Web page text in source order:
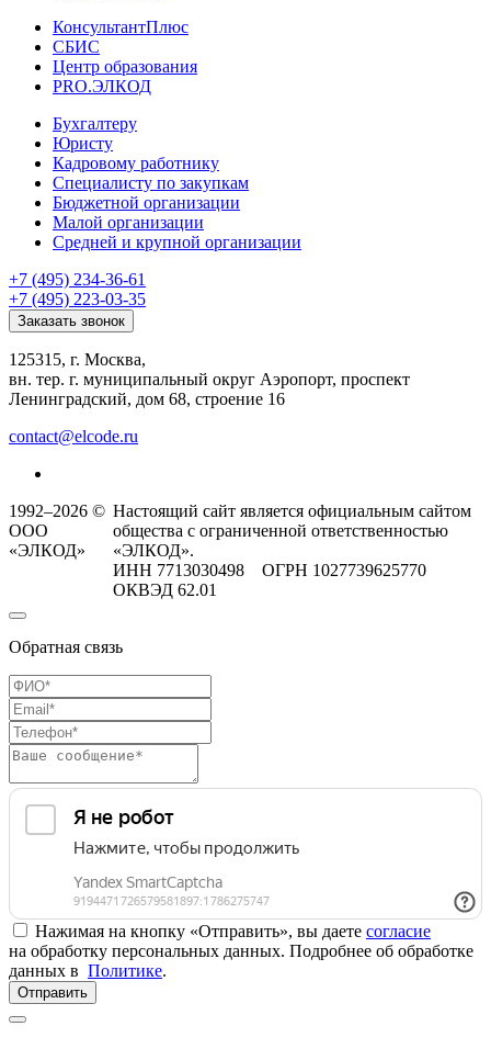
КонсультантПлюс
СБИС
Центр образования
PRO.ЭЛКОД
Бухгалтеру
Юристу
Кадровому работнику
Специалисту по закупкам
Бюджетной организации
Малой организации
Средней и крупной организации
+7 (495) 234-36-61
+7 (495) 223-03-35
Заказать звонок
125315, г. Москва,
вн. тер. г. муниципальный округ Аэропорт, проспект
Ленинградский, дом 68, строение 16
contact@elcode.ru
1992–2026 ©
ООО
«ЭЛКОД»
Настоящий сайт является официальным сайтом
общества с ограниченной ответственностью
«ЭЛКОД».
ИНН 7713030498 ОГРН 1027739625770
ОКВЭД 62.01
Обратная связь
Нажимая на кнопку «Отправить», вы даете согласие
на обработку персональных данных. Подробнее об обработке
данных в Политике.
Отправить